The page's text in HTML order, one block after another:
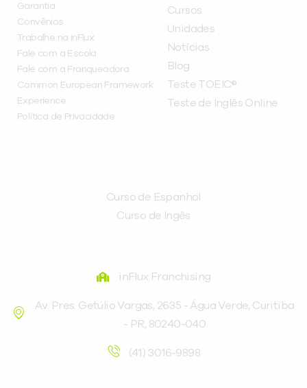
Garantia
Convênios
Trabalhe na inFlux
Fale com a Escola
Fale com a Franqueadora
Common European Framework
Experience
Política de Privacidade
Cursos
Unidades
Notícias
Blog
Teste TOEIC®
Teste de Inglês Online
Curso de Espanhol
Curso de Ingês
inFlux Franchising
Av. Pres. Getúlio Vargas, 2635 - Água Verde, Curitiba
- PR, 80240-040
(41) 3016-9898